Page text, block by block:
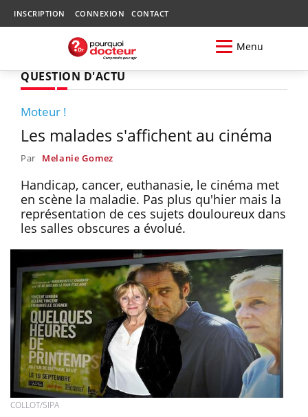
INSCRIPTION CONNEXION CONTACT
Menu
QUESTION D'ACTU
Moteur !
Les malades s'affichent au cinéma
Par Melanie Gomez
Handicap, cancer, euthanasie, le cinéma met
en scène la maladie. Pas plus qu'hier mais la
représentation de ces sujets douloureux dans
les salles obscures a évolué.
COLLOT/SIPA